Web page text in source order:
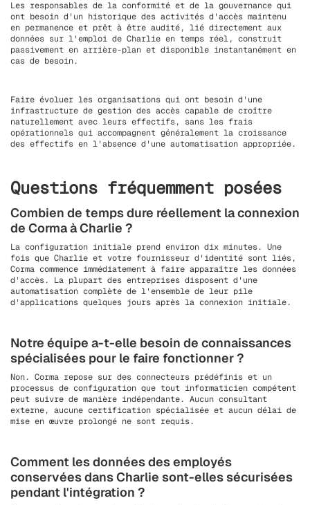
Les responsables de la conformité et de la gouvernance qui
ont besoin d'un historique des activités d'accès maintenu
en permanence et prêt à être audité, lié directement aux
données sur l'emploi de Charlie en temps réel, construit
passivement en arrière-plan et disponible instantanément en
cas de besoin.
Faire évoluer les organisations qui ont besoin d'une
infrastructure de gestion des accès capable de croître
naturellement avec leurs effectifs, sans les frais
opérationnels qui accompagnent généralement la croissance
des effectifs en l'absence d'une automatisation appropriée.
Questions fréquemment posées
Combien de temps dure réellement la connexion
de Corma à Charlie ?
La configuration initiale prend environ dix minutes. Une
fois que Charlie et votre fournisseur d'identité sont liés,
Corma commence immédiatement à faire apparaître les données
d'accès. La plupart des entreprises disposent d'une
automatisation complète de l'ensemble de leur pile
d'applications quelques jours après la connexion initiale.
Notre équipe a-t-elle besoin de connaissances
spécialisées pour le faire fonctionner ?
Non. Corma repose sur des connecteurs prédéfinis et un
processus de configuration que tout informaticien compétent
peut suivre de manière indépendante. Aucun consultant
externe, aucune certification spécialisée et aucun délai de
mise en œuvre prolongé ne sont requis.
Comment les données des employés
conservées dans Charlie sont-elles sécurisées
pendant l'intégration ?